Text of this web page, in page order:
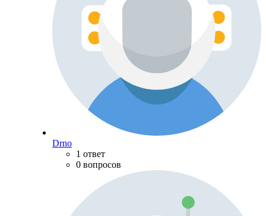
Drno
1 ответ
0 вопросов